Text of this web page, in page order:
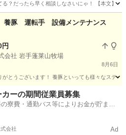
る？だったら早く相談しなさいにゃ！ 【本文】
未経験豚 運転手 設備メンテナンス
円
会社 岩手蓬莱山牧場
8月6日
とうございます！ 養豚といっても様々なステ
転手
カーの期間従業員募集
寮費・通勤バス等によりお金が貯まり
会社 Ad